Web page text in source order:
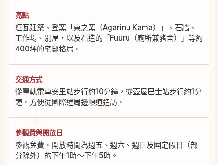
亮點
紅瓦建築、登窯「東之窯（Agarinu Kama）」、石牆、
工作場、別屋，以及石造的「Fuuru（廁所兼豬舍）」等約
400坪的宅邸格局。
交通方式
從單軌電車安里站步行約10分鐘，從壺屋巴士站步行約1分
鐘。方便從國際通周邊順道造訪。
參觀費與開放日
參觀免費。開放時間為週五、週六、週日及國定假日（部
分除外）的下午1時～下午5時。